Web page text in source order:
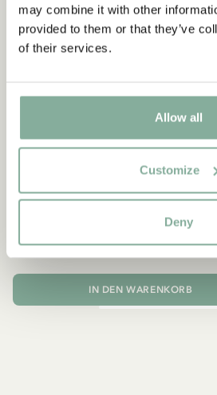
may combine it with other
provided to them or that they’ve
of their services.
Allow all
Customize
Deny
MICHEL AUS LÖNNEBERGA
IN DEN WARENKORB